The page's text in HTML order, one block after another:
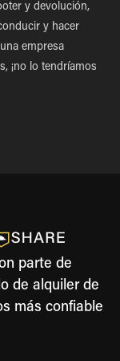
y devolución,
y hacer
empresa
¡no lo tendríamos
parte de
de alquiler de
más confiable